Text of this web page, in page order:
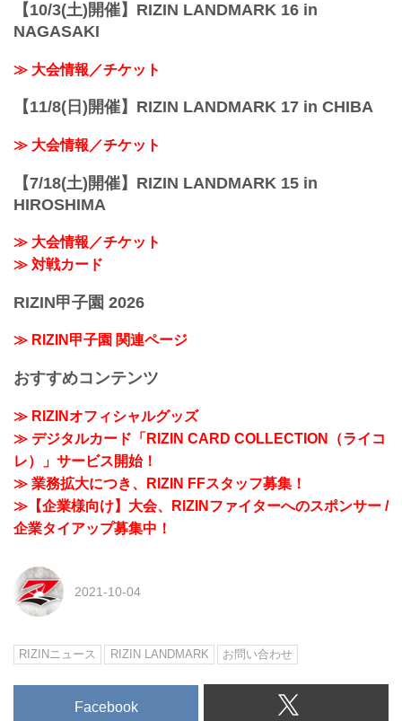
【10/3(土)開催】RIZIN LANDMARK 16 in
NAGASAKI
≫ 大会情報／チケット
【11/8(日)開催】RIZIN LANDMARK 17 in CHIBA
≫ 大会情報／チケット
【7/18(土)開催】RIZIN LANDMARK 15 in
HIROSHIMA
≫ 大会情報／チケット
≫ 対戦カード
RIZIN甲子園 2026
≫ RIZIN甲子園 関連ページ
おすすめコンテンツ
≫ RIZINオフィシャルグッズ
≫ デジタルカード「RIZIN CARD COLLECTION（ライコ
レ）」サービス開始！
≫ 業務拡大につき、RIZIN FFスタッフ募集！
≫【企業様向け】大会、RIZINファイターへのスポンサー /
企業タイアップ募集中！
2021-10-04
RIZINニュース RIZIN LANDMARK お問い合わせ
Facebook